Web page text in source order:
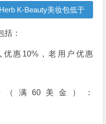
K-Beauty美妆包低于
括：
优惠10%，老用户优惠
满60美金）：